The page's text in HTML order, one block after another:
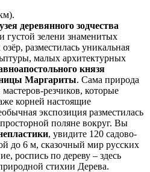
деревянного зодчества
густой зелени знаменитых
разместилась уникальная
малых архитектурных
князя
Маргариты. Сама природа
резчиков, которые
корней настоящие
экспозиция разместилась
поляне вокруг. Вы
, увидите 120 садово-
до 6 м, сказочный мир русских
роспись по дереву – здесь
стихии Дерева.